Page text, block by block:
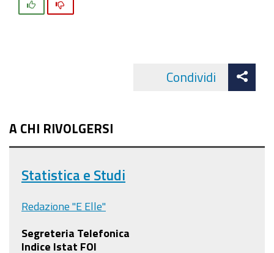
Condividi
A CHI RIVOLGERSI
Statistica e Studi
Redazione "E Elle"
Segreteria Telefonica
Indice Istat FOI